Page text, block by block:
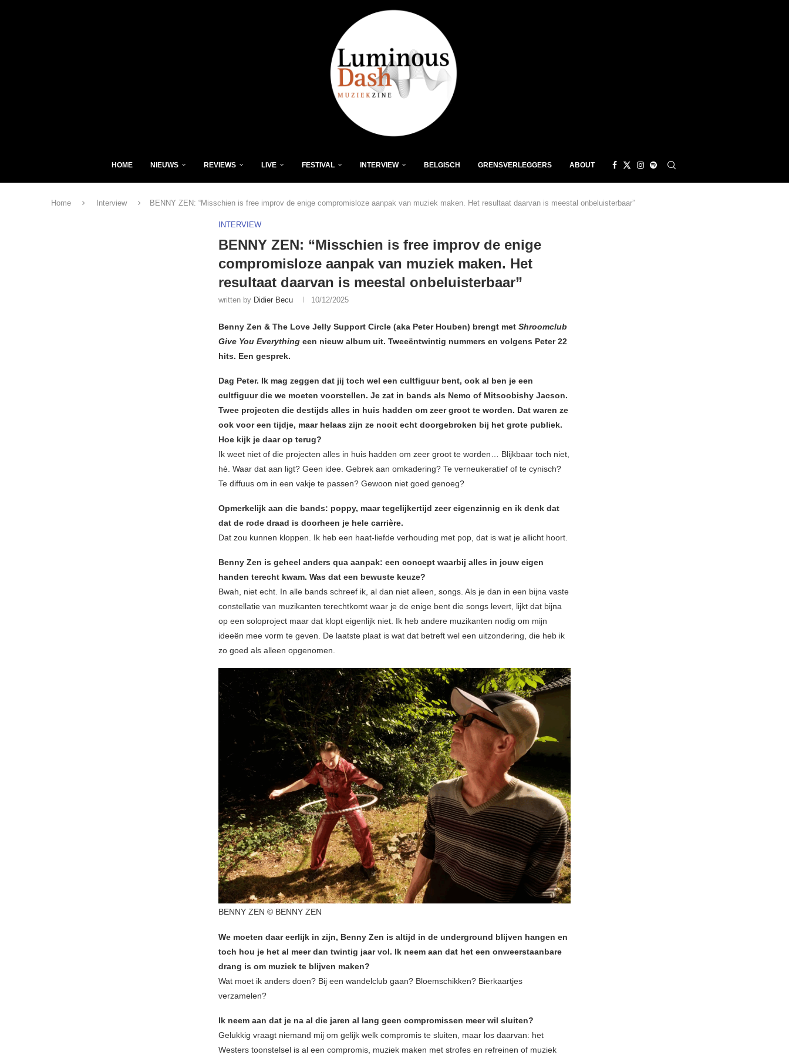
HOME NIEUWS REVIEWS LIVE FESTIVAL INTERVIEW BELGISCH GRENSVERLEGGERS ABOUT
Home Interview BENNY ZEN: “Misschien is free improv de enige compromisloze aanpak van muziek maken. Het resultaat daarvan is meestal onbeluisterbaar”
INTERVIEW
BENNY ZEN: “Misschien is free improv de enige
compromisloze aanpak van muziek maken. Het
resultaat daarvan is meestal onbeluisterbaar”
written by Didier Becu 10/12/2025
Benny Zen & The Love Jelly Support Circle (aka Peter Houben) brengt met Shroomclub
Give You Everything een nieuw album uit. Tweeëntwintig nummers en volgens Peter 22
hits. Een gesprek.
Dag Peter. Ik mag zeggen dat jij toch wel een cultfiguur bent, ook al ben je een
cultfiguur die we moeten voorstellen. Je zat in bands als Nemo of Mitsoobishy Jacson.
Twee projecten die destijds alles in huis hadden om zeer groot te worden. Dat waren ze
ook voor een tijdje, maar helaas zijn ze nooit echt doorgebroken bij het grote publiek.
Hoe kijk je daar op terug?
Ik weet niet of die projecten alles in huis hadden om zeer groot te worden… Blijkbaar toch niet,
hè. Waar dat aan ligt? Geen idee. Gebrek aan omkadering? Te verneukeratief of te cynisch?
Te diffuus om in een vakje te passen? Gewoon niet goed genoeg?
Opmerkelijk aan die bands: poppy, maar tegelijkertijd zeer eigenzinnig en ik denk dat
dat de rode draad is doorheen je hele carrière.
Dat zou kunnen kloppen. Ik heb een haat-liefde verhouding met pop, dat is wat je allicht hoort.
Benny Zen is geheel anders qua aanpak: een concept waarbij alles in jouw eigen
handen terecht kwam. Was dat een bewuste keuze?
Bwah, niet echt. In alle bands schreef ik, al dan niet alleen, songs. Als je dan in een bijna vaste
constellatie van muzikanten terechtkomt waar je de enige bent die songs levert, lijkt dat bijna
op een soloproject maar dat klopt eigenlijk niet. Ik heb andere muzikanten nodig om mijn
ideeën mee vorm te geven. De laatste plaat is wat dat betreft wel een uitzondering, die heb ik
zo goed als alleen opgenomen.
BENNY ZEN © BENNY ZEN
We moeten daar eerlijk in zijn, Benny Zen is altijd in de underground blijven hangen en
toch hou je het al meer dan twintig jaar vol. Ik neem aan dat het een onweerstaanbare
drang is om muziek te blijven maken?
Wat moet ik anders doen? Bij een wandelclub gaan? Bloemschikken? Bierkaartjes
verzamelen?
Ik neem aan dat je na al die jaren al lang geen compromissen meer wil sluiten?
Gelukkig vraagt niemand mij om gelijk welk compromis te sluiten, maar los daarvan: het
Westers toonstelsel is al een compromis, muziek maken met strofes en refreinen of muziek